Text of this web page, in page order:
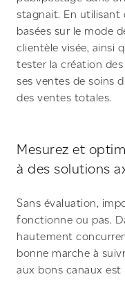
stagnait. En utilisant
basées sur le mode
clientèle visée, ainsi
tester la création des
ses ventes de soins
des ventes totales.
Mesurez et
à des solutions
Sans évaluation,
fonctionne ou pas.
hautement
bonne marche à
aux bons canaux